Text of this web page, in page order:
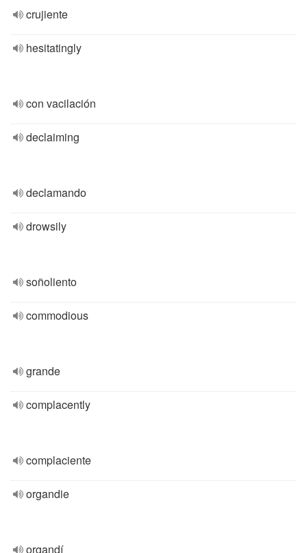
crujiente
hesitatingly
con vacilación
declaiming
declamando
drowsily
soñoliento
commodious
grande
complacently
complaciente
organdie
organdí